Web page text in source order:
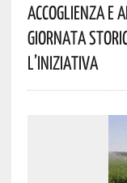
Accoglienza E
Giornata
L’iniziativa